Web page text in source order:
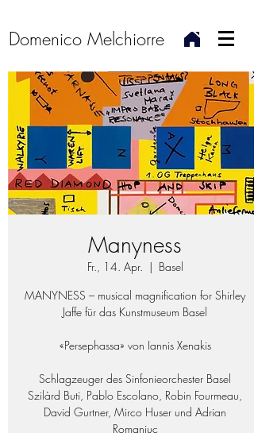
Domenico Melchiorre
Manyness
Fr., 14. Apr.
  |
Basel
MANYNESS – musical magnification for Shirley
Jaffe für das Kunstmuseum Basel
«Persephassa» von Iannis Xenakis
Schlagzeuger des Sinfonieorchester Basel
Szilàrd Buti, Pablo Escolano, Robin Fourmeau,
David Gurtner, Mirco Huser und Adrian
Romaniuc